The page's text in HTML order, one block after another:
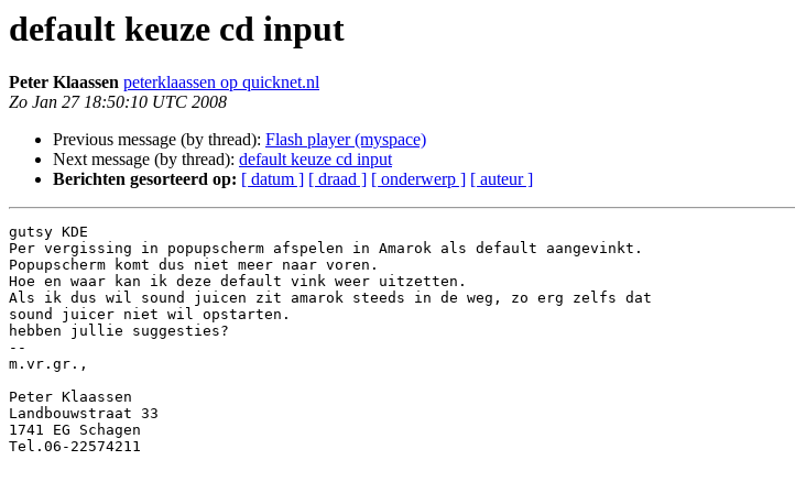
default keuze cd input
Peter Klaassen peterklaassen op quicknet.nl
Zo Jan 27 18:50:10 UTC 2008
Previous message (by thread): Flash player (myspace)
Next message (by thread): default keuze cd input
Berichten gesorteerd op: [ datum ] [ draad ] [ onderwerp ] [ auteur ]
gutsy KDE
Per vergissing in popupscherm afspelen in Amarok als default aangevinkt.
Popupscherm komt dus niet meer naar voren.
Hoe en waar kan ik deze default vink weer uitzetten.
Als ik dus wil sound juicen zit amarok steeds in de weg, zo erg zelfs dat
sound juicer niet wil opstarten.
hebben jullie suggesties?
--
m.vr.gr.,
Peter Klaassen
Landbouwstraat 33
1741 EG Schagen
Tel.06-22574211